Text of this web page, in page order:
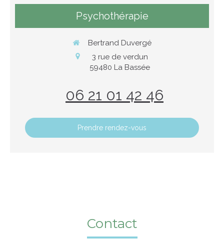
Psychothérapie
Bertrand Duvergé
3 rue de verdun
59480 La Bassée
06 21 01 42 46
Prendre rendez-vous
Contact